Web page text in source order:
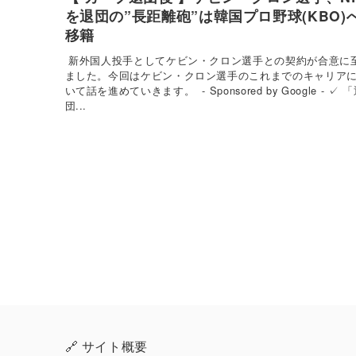
を退団の”長距離砲”は韓国プロ野球(KBO)
移籍
新外国人投手としてケビン・クロン選手との契約が合意に
ました。今回はケビン・クロン選手のこれまでのキャリア
いて話を進めていきます。 - Sponsored by Google - ✓ 「
団...
🔗 サイト概要